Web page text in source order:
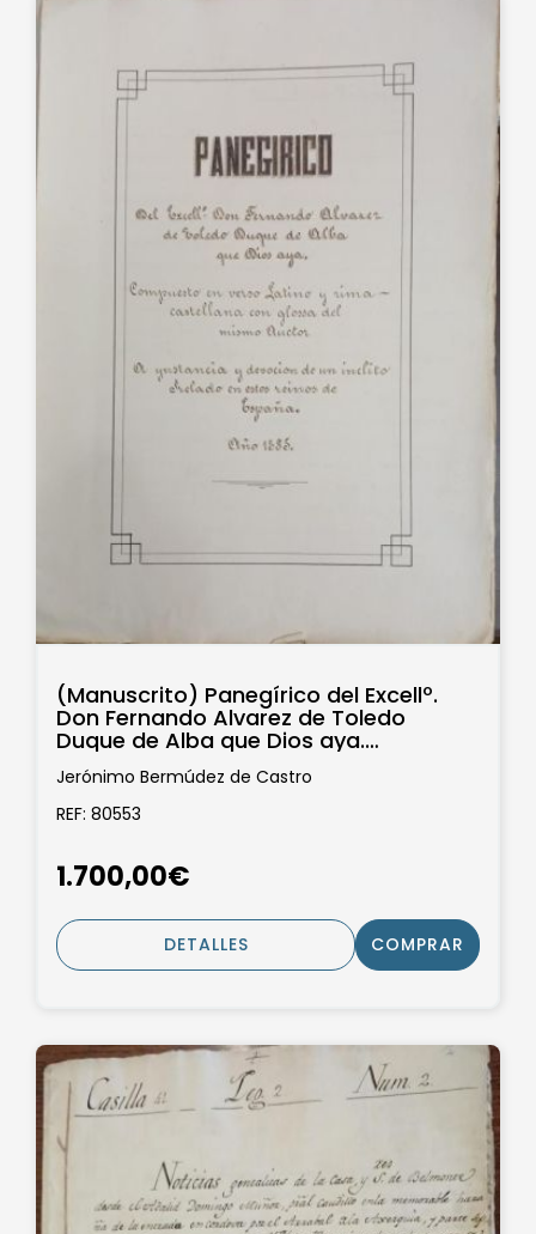
(Manuscrito) Panegírico del Excellº.
Don Fernando Alvarez de Toledo
Duque de Alba que Dios aya.
Compuesto...
Jerónimo Bermúdez de Castro
REF: 80553
1.700,00€
DETALLES COMPRAR